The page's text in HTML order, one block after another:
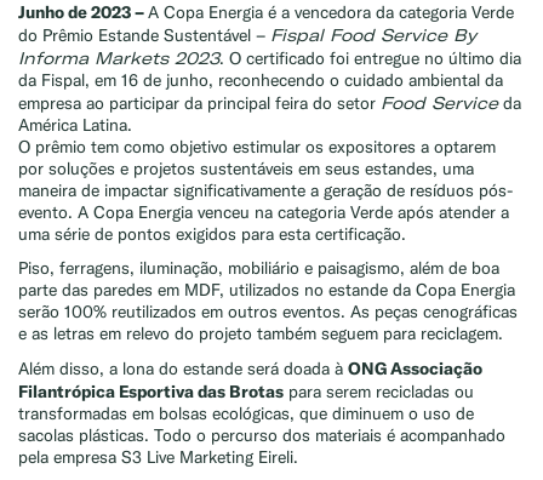
Junho de 2023 –A Copa Energia é a vencedora da categoria Verde
do Prêmio Estande Sustentável – Fispal Food Service By
Informa Markets 2023. O certificado foi entregue no último dia
da Fispal, em 16 de junho, reconhecendo o cuidado ambiental da
empresa ao participar da principal feira do setor Food Serviceda
América Latina.
O prêmio tem como objetivo estimular os expositores a optarem
por soluções e projetos sustentáveis em seus estandes, uma
maneira de impactar significativamente a geração de resíduos pós-
evento. A Copa Energia venceu na categoria Verde após atender a
uma série de pontos exigidos para esta certificação.
Piso, ferragens, iluminação, mobiliário e paisagismo, além de boa
parte das paredes em MDF, utilizados no estande da Copa Energia
serão 100% reutilizados em outros eventos. As peças cenográficas
e as letras em relevo do projeto também seguem para reciclagem.
Além disso, a lona do estande será doada à ONG Associação
Filantrópica Esportiva das Brotas para serem recicladas ou
transformadas em bolsas ecológicas, que diminuem o uso de
sacolas plásticas. Todo o percurso dos materiais é acompanhado
pela empresa S3 Live Marketing Eireli.